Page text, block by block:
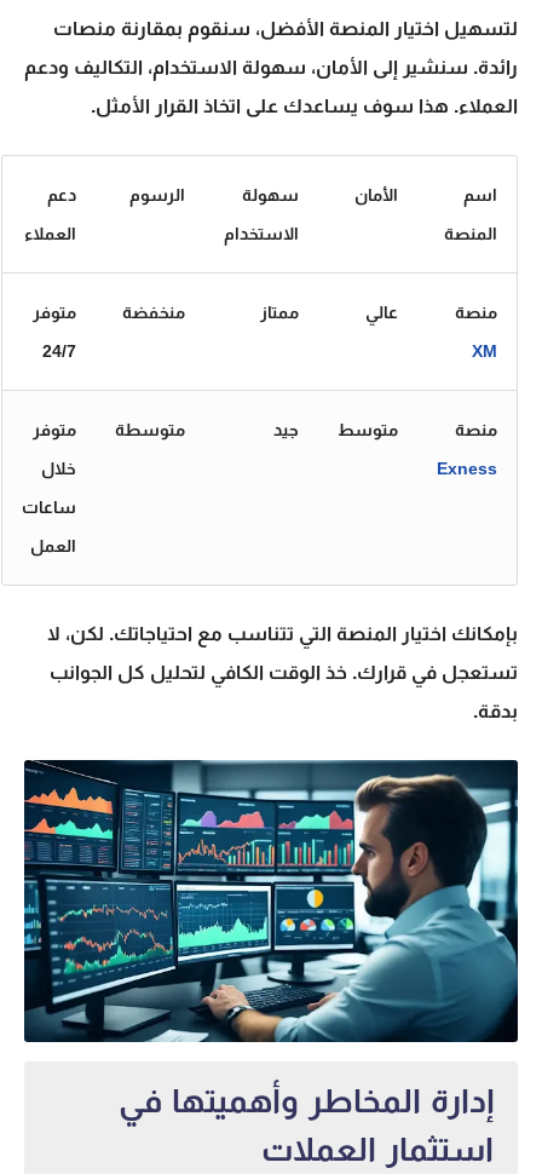
لتسهيل اختيار المنصة الأفضل، سنقوم بمقارنة منصات
رائدة. سنشير إلى الأمان، سهولة الاستخدام، التكاليف ودعم
العملاء. هذا سوف يساعدك على اتخاذ القرار الأمثل.
اسم
المنصة
الأمان
سهولة
الاستخدام
الرسوم
دعم
العملاء
منصة
XM
عالي ممتاز منخفضة
متوفر
24/7
منصة
Exness
متوسط جيد متوسطة
متوفر
خلال
ساعات
العمل
بإمكانك اختيار المنصة التي تتناسب مع احتياجاتك. لكن، لا
تستعجل في قرارك. خذ الوقت الكافي لتحليل كل الجوانب
بدقة.
إدارة المخاطر وأهميتها في
استثمار العملات